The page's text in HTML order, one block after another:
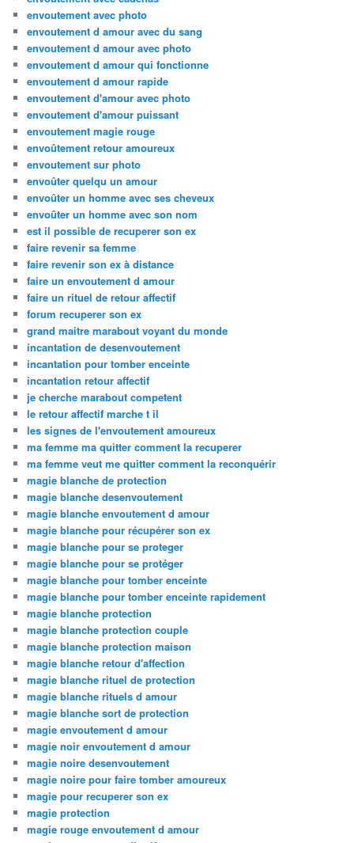
envoutement avec photo
envoutement d amour avec du sang
envoutement d amour avec photo
envoutement d amour qui fonctionne
envoutement d amour rapide
envoutement d'amour avec photo
envoutement d'amour puissant
envoutement magie rouge
envoûtement retour amoureux
envoutement sur photo
envoûter quelqu un amour
envoûter un homme avec ses cheveux
envoûter un homme avec son nom
est il possible de recuperer son ex
faire revenir sa femme
faire revenir son ex à distance
faire un envoutement d amour
faire un rituel de retour affectif
forum recuperer son ex
grand maitre marabout voyant du monde
incantation de desenvoutement
incantation pour tomber enceinte
incantation retour affectif
je cherche marabout competent
le retour affectif marche t il
les signes de l'envoutement amoureux
ma femme ma quitter comment la recuperer
ma femme veut me quitter comment la reconquérir
magie blanche de protection
magie blanche desenvoutement
magie blanche envoutement d amour
magie blanche pour récupérer son ex
magie blanche pour se proteger
magie blanche pour se protéger
magie blanche pour tomber enceinte
magie blanche pour tomber enceinte rapidement
magie blanche protection
magie blanche protection couple
magie blanche protection maison
magie blanche retour d'affection
magie blanche rituel de protection
magie blanche rituels d amour
magie blanche sort de protection
magie envoutement d amour
magie noir envoutement d amour
magie noire desenvoutement
magie noire pour faire tomber amoureux
magie pour recuperer son ex
magie protection
magie rouge envoutement d amour